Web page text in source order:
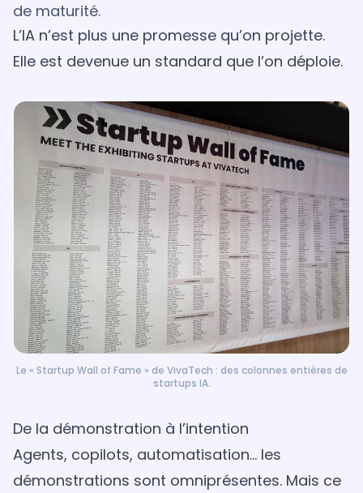
de maturité.
L’IA n’est plus une promesse qu’on projette.
Elle est devenue un standard que l’on déploie.
Le « Startup Wall of Fame » de VivaTech : des colonnes entières de
startups IA.
De la démonstration à l’intention
Agents, copilots, automatisation… les
démonstrations sont omniprésentes. Mais ce